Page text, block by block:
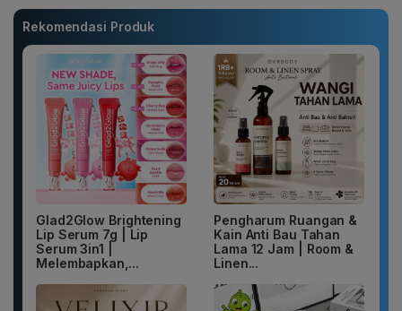
Rekomendasi Produk
Glad2Glow Brightening
Lip Serum 7g | Lip
Serum 3in1 |
Melembapkan,...
Pengharum Ruangan &
Kain Anti Bau Tahan
Lama 12 Jam | Room &
Linen...